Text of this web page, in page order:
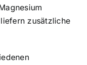
zusätzliche